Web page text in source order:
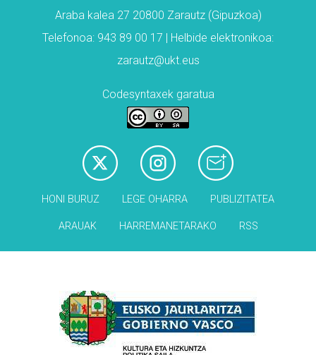
Araba kalea 27 20800 Zarautz (Gipuzkoa)
Telefonoa: 943 89 00 17 | Helbide elektronikoa:
zarautz@ukt.eus
Codesyntaxek garatua
HONI BURUZ LEGE OHARRA PUBLIZITATEA
ARAUAK HARREMANETARAKO RSS